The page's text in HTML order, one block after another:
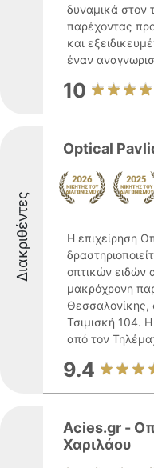
δυναμικά στον
παρέχοντας
και
έναν
10
Διακριθέντες
Optical
Η επιχείρηση
οπτικών ειδών
μακρόχρονη
Θεσσαλονίκης,
Τσιμισκή 104. Η
από τον
9.4
Acies.gr -
Χαριλάου